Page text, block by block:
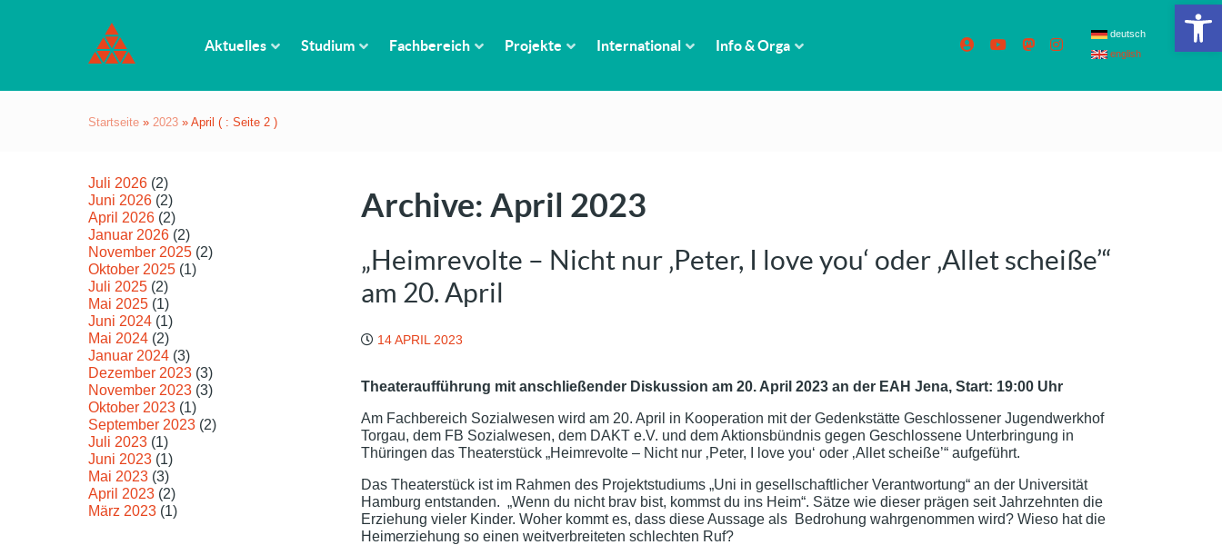
Aktuelles Studium Fachbereich Projekte International Info & Orga
deutsch
english
Startseite » 2023 » April ( : Seite 2 )
Juli 2026 (2)
Juni 2026 (2)
April 2026 (2)
Januar 2026 (2)
November 2025 (2)
Oktober 2025 (1)
Juli 2025 (2)
Mai 2025 (1)
Juni 2024 (1)
Mai 2024 (2)
Januar 2024 (3)
Dezember 2023 (3)
November 2023 (3)
Oktober 2023 (1)
September 2023 (2)
Juli 2023 (1)
Juni 2023 (1)
Mai 2023 (3)
April 2023 (2)
März 2023 (1)
Archive: April 2023
„Heimrevolte – Nicht nur ‚Peter, I love you‘ oder ‚Allet scheiße’“
am 20. April
14 APRIL 2023
Theateraufführung mit anschließender Diskussion am 20. April 2023 an der EAH Jena, Start: 19:00 Uhr
Am Fachbereich Sozialwesen wird am 20. April in Kooperation mit der Gedenkstätte Geschlossener Jugendwerkhof
Torgau, dem FB Sozialwesen, dem DAKT e.V. und dem Aktionsbündnis gegen Geschlossene Unterbringung in
Thüringen das Theaterstück „Heimrevolte – Nicht nur ‚Peter, I love you‘ oder ‚Allet scheiße’“ aufgeführt.
Das Theaterstück ist im Rahmen des Projektstudiums „Uni in gesellschaftlicher Verantwortung“ an der Universität
Hamburg entstanden. „Wenn du nicht brav bist, kommst du ins Heim“. Sätze wie dieser prägen seit Jahrzehnten die
Erziehung vieler Kinder. Woher kommt es, dass diese Aussage als Bedrohung wahrgenommen wird? Wieso hat die
Heimerziehung so einen weitverbreiteten schlechten Ruf?